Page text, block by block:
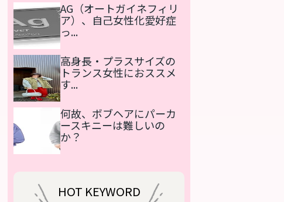
AG（オートガイネフィリ
ア）、自己女性化愛好症
っ...
高身長・プラスサイズの
トランス女性におススメ
す...
何故、ボブヘアにパーカ
ースキニーは難しいの
か？
HOT KEYWORD